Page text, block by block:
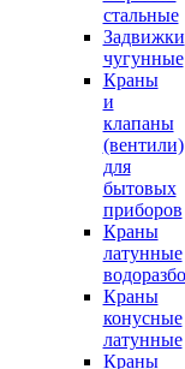
стальные
Задвижки
чугунные
Краны
и
клапаны
(вентили)
для
бытовых
приборов
Краны
латунные
Краны
конусные
латунные
Краны